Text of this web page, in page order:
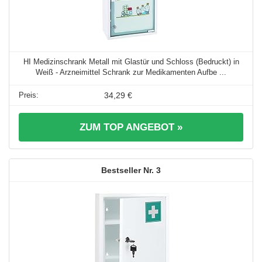
HI Medizinschrank Metall mit Glastür und Schloss (Bedruckt) in
Weiß - Arzneimittel Schrank zur Medikamenten Aufbe ...
34,29 €
ZUM TOP ANGEBOT »
3